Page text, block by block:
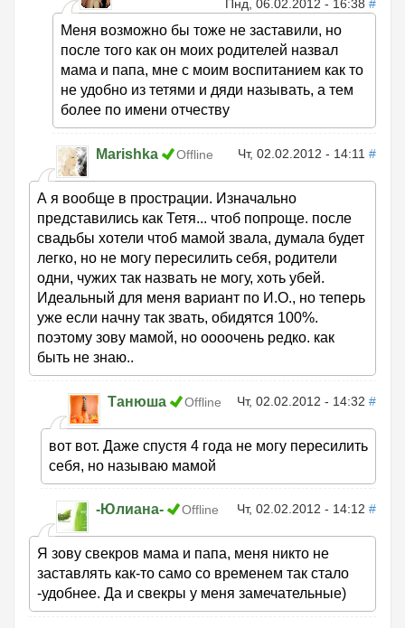
Пнд, 06.02.2012 - 16:38 #
Меня возможно бы тоже не заставили, но
после того как он моих родителей назвал
мама и папа, мне с моим воспитанием как то
не удобно из тетями и дяди называть, а тем
более по имени отчеству
Marishka Offline Чт, 02.02.2012 - 14:11 #
А я вообще в прострации. Изначально
представились как Тетя... чтоб попроще. после
свадьбы хотели чтоб мамой звала, думала будет
легко, но не могу пересилить себя, родители
одни, чужих так назвать не могу, хоть убей.
Идеальный для меня вариант по И.О., но теперь
уже если начну так звать, обидятся 100%.
поэтому зову мамой, но оооочень редко. как
быть не знаю..
Танюша Offline Чт, 02.02.2012 - 14:32 #
вот вот. Даже спустя 4 года не могу пересилить
себя, но называю мамой
-Юлиана- Offline Чт, 02.02.2012 - 14:12 #
Я зову свекров мама и папа, меня никто не
заставлять как-то само со временем так стало
-удобнее. Да и свекры у меня замечательные)